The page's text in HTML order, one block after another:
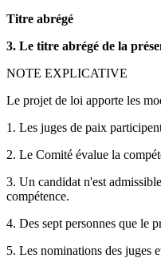
Titre abrégé
3. Le titre abrégé de la
NOTE EXPLICATIVE
Le projet de loi apporte les
1. Les juges de paix
2. Le Comité évalue la
3. Un candidat n'est
compétence.
4. Des sept personnes que le
5. Les nominations des juges